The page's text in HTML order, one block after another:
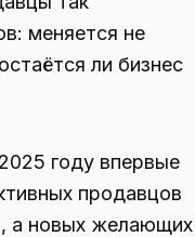
меняется не
ли бизнес
году впервые
продавцов
а новых желающих